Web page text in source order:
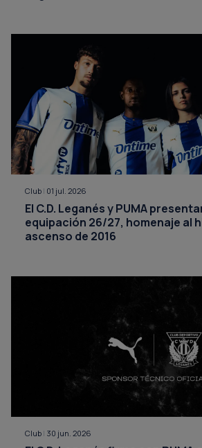
Club | 01 jul. 2026
El C.D. Leganés y PUMA
equipación 26/27, homenaje al
ascenso de 2016
Club | 30 jun. 2026